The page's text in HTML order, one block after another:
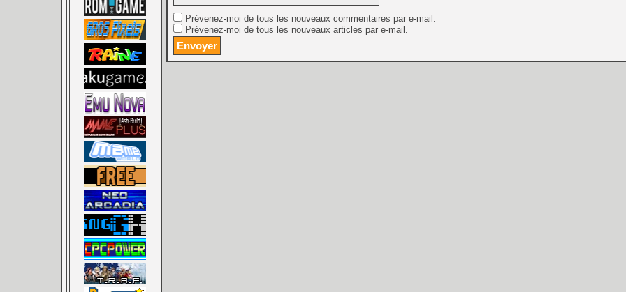
[GK] Endless Legend 2 :
[LS] [PS5] Premiers
Prévenez-moi de tous les nouveaux commentaires par e-mail.
Prévenez-moi de tous les nouveaux articles par e-mail.